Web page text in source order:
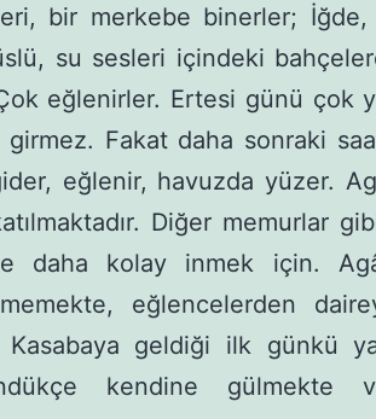
bir merkebe binerler;
su sesleri içindeki
eğlenirler. Ertesi günü çok
Fakat daha sonraki
eğlenir, havuzda yüzer.
Diğer memurlar
daha kolay inmek için.
eğlencelerden
Kasabaya geldiği ilk günkü
kendine gülmekte